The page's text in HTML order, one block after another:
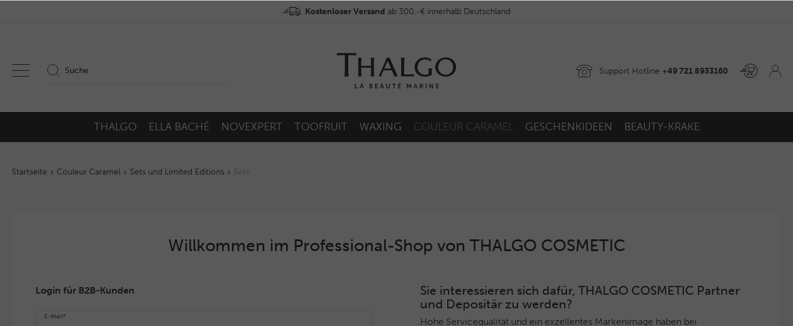
Kostenloser Versand ab 300,-€ innerhalb Deutschland
Support Hotline +49 721 8933160
THALGO ELLA BACHÉ NOVEXPERT TOOFRUIT WAXING COULEUR CARAMEL GESCHENKIDEEN BEAUTY-KRAKE
Startseite Couleur Caramel Sets und Limited Editions Sets
Willkommen im Professional-Shop von THALGO COSMETIC
Login für B2B-Kunden
E-Mail*
Sie interessieren sich dafür, THALGO COSMETIC Partner
und Depositär zu werden?
Hohe Servicequalität und ein exzellentes Markenimage haben bei